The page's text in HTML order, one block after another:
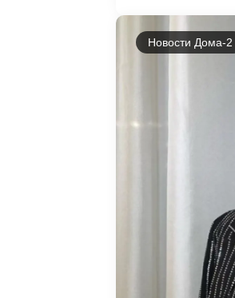
Новости Дома-2